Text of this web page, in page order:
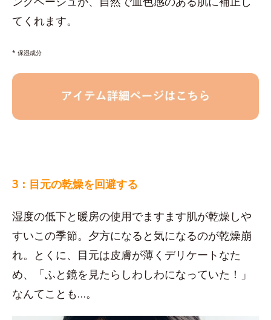
てくれます。
* 保湿成分
3：目元の乾燥を回避する
湿度の低下と暖房の使用でますます肌が乾燥しや
すいこの季節。夕方になると気になるのが乾燥崩
れ。とくに、目元は皮膚が薄くデリケートなた
め、「ふと鏡を見たらしわしわになっていた！」
なんてことも…。